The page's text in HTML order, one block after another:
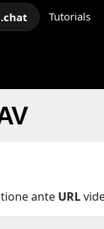
Tutorials
ante URL